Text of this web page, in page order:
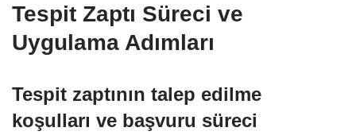
Tespit Zaptı Süreci ve
Uygulama Adımları
Tespit zaptının talep edilme
koşulları ve başvuru süreci